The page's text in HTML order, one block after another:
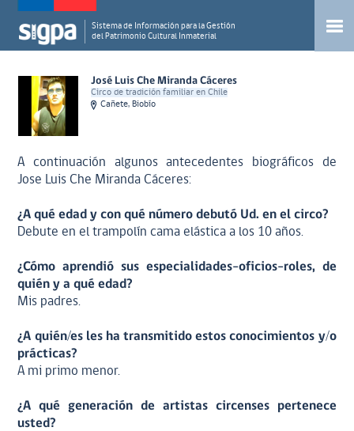
Sistema de Información para la Gestión
del Patrimonio Cultural Inmaterial
José Luis Che Miranda Cáceres
Circo de tradición familiar en Chile
Cañete, Biobío
A continuación algunos antecedentes biográficos de
Jose Luis Che Miranda Cáceres:
¿A qué edad y con qué número debutó Ud. en el circo?
Debute en el trampolín cama elástica a los 10 años.
¿Cómo aprendió sus especialidades-oficios-roles, de
quién y a qué edad?
Mis padres.
¿A quién/es les ha transmitido estos conocimientos y/o
prácticas?
A mi primo menor.
¿A qué generación de artistas circenses pertenece
usted?